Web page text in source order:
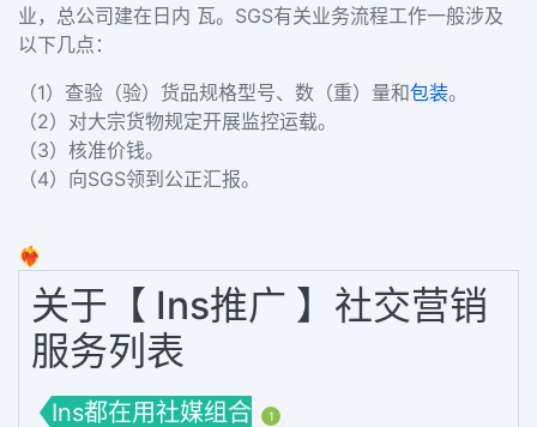
业，总公司建在日内 瓦。SGS有关业务流程工作一般涉及
以下几点：
（1）查验（验）货品规格型号、数（重）量和包装。
（2）对大宗货物规定开展监控运载。
（3）核准价钱。
（4）向SGS领到公正汇报。
❤️‍🔥
关于【 Ins推广 】社交营销
服务列表
Ins都在用社媒组合 1